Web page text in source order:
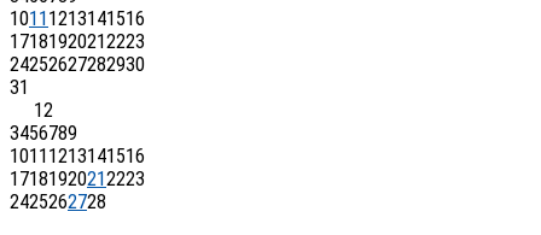
1011 1213141516
17181920212223
24252627282930
31
12
3456789
1011 1213141516
17181920212223
2425262728